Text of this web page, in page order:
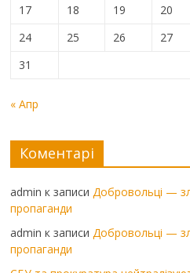
17
18 19 20
24
25 26 27
31
« Апр
Коментарі
admin к записиДобровольці —
пропаганди
admin к записиДобровольці —
пропаганди